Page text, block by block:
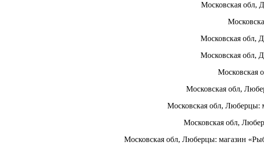
Московская обл,
Московская обл,
Московская обл,
Московская
Московская обл,
Московская обл, Люберцы:
Московская обл,
Московская обл, Люберцы: магазин